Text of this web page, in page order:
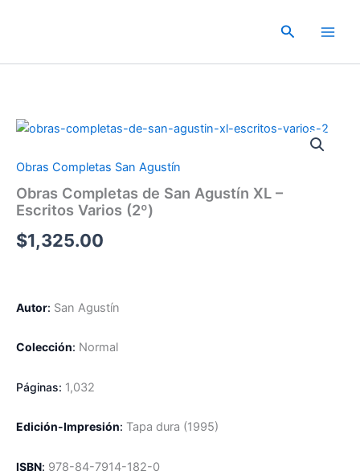
Buscar
Obras Completas San Agustín
Obras Completas de San Agustín XL –
Escritos Varios (2º)
$1,325.00
Autor: San Agustín
Colección: Normal
Páginas: 1,032
Edición-Impresión: Tapa dura (1995)
ISBN: 978-84-7914-182-0